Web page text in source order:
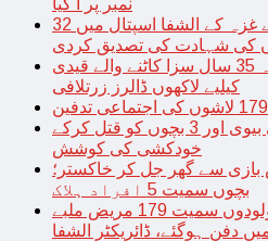
نمبر پر آ گیا
فلسطینی ہلال احمر نے غزہ کے الشفا اسپتال میں 32
کی شہادت کی تصدیق کردی
جنسی حملہ کیس میں بے گناہ 35 سال سزا کاٹنے والے قیدی
کیلیے لاکھوں ڈالرز زرتلافی
ترکیہ میں شوہر کی بیوی اور 3 بچوں کو قتل کرکے
خودکشی کی کوشش
بازی سے گھر جل کر خاکستر؛
بچوں سمیت 5 افراد ہلاک
اسرائیلی بمباری میں نومولودوں سمیت 179 مریض ملبے
دفن ہوگئے، ڈائریکٹر الشفا